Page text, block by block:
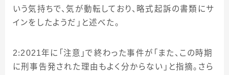
いう気持ちで、気が動転しており、略式起訴の書類にサ
インをしたようだ」と述べた。
2：2021年に「注意」で終わった事件が「また、この時期
に刑事告発された理由もよく分からない」と指摘。さら